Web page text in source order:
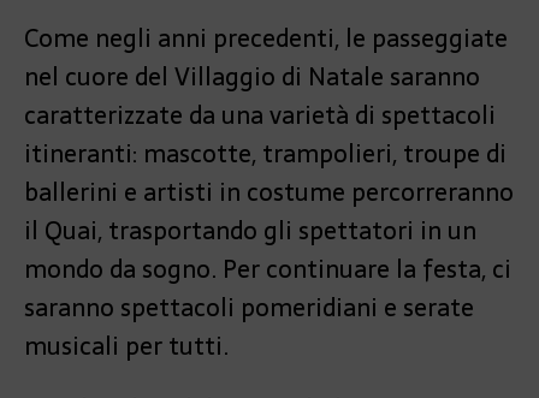
Come negli anni precedenti, le passeggiate
nel cuore del Villaggio di Natale saranno
caratterizzate da una varietà di spettacoli
itineranti: mascotte, trampolieri, troupe di
ballerini e artisti in costume percorreranno
il Quai, trasportando gli spettatori in un
mondo da sogno. Per continuare la festa, ci
saranno spettacoli pomeridiani e serate
musicali per tutti.